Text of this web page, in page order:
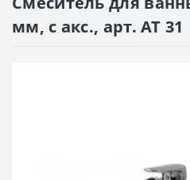
мм, c акс., арт. AT 31